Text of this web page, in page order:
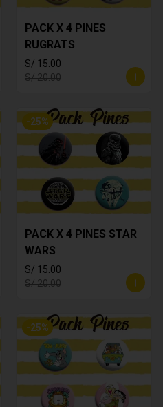
PACK X 4 PINES
RUGRATS
S/ 15.00
S/ 20.00
-25%
PACK X 4 PINES STAR
WARS
S/ 15.00
S/ 20.00
-25%